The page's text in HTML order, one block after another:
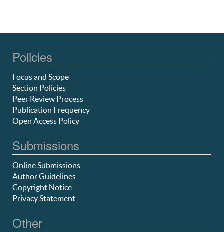
Policies
Focus and Scope
Section Policies
Peer Review Process
Publication Frequency
Open Access Policy
Submissions
Online Submissions
Author Guidelines
Copyright Notice
Privacy Statement
Other